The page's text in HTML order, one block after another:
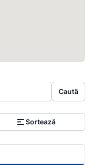
Caută
Sortează